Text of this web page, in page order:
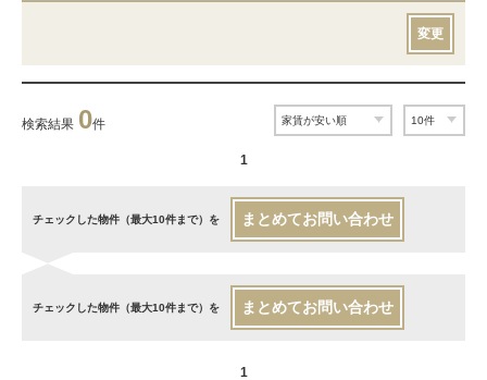
変更
検索結果 0件
1
チェックした物件（最大10件まで）を まとめてお問い合わせ
チェックした物件（最大10件まで）を まとめてお問い合わせ
1